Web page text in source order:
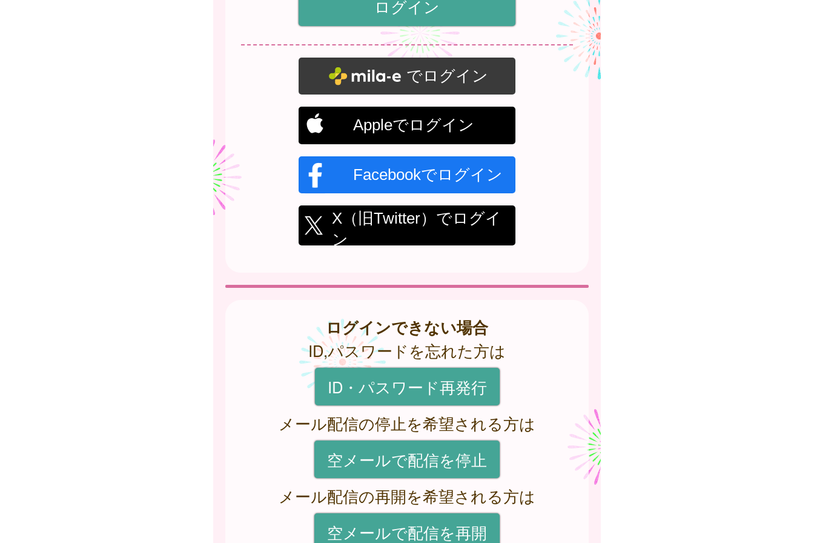
でログイン
Appleでログイン
Facebookでログイン
X（旧Twitter）でログイ
ン
ログインできない場合
ID,パスワードを忘れた方は
ID・パスワード再発行
メール配信の停止を希望される方は
空メールで配信を停止
メール配信の再開を希望される方は
空メールで配信を再開